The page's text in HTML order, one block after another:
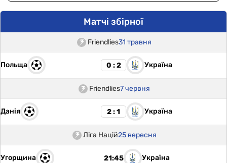
Матчі збірної
Friendlies31 травня
Польща 0 : 2 Україна
Friendlies7 червня
Данія 2 : 1 Україна
Ліга Націй25 вересня
Угорщина 21:45 Україна